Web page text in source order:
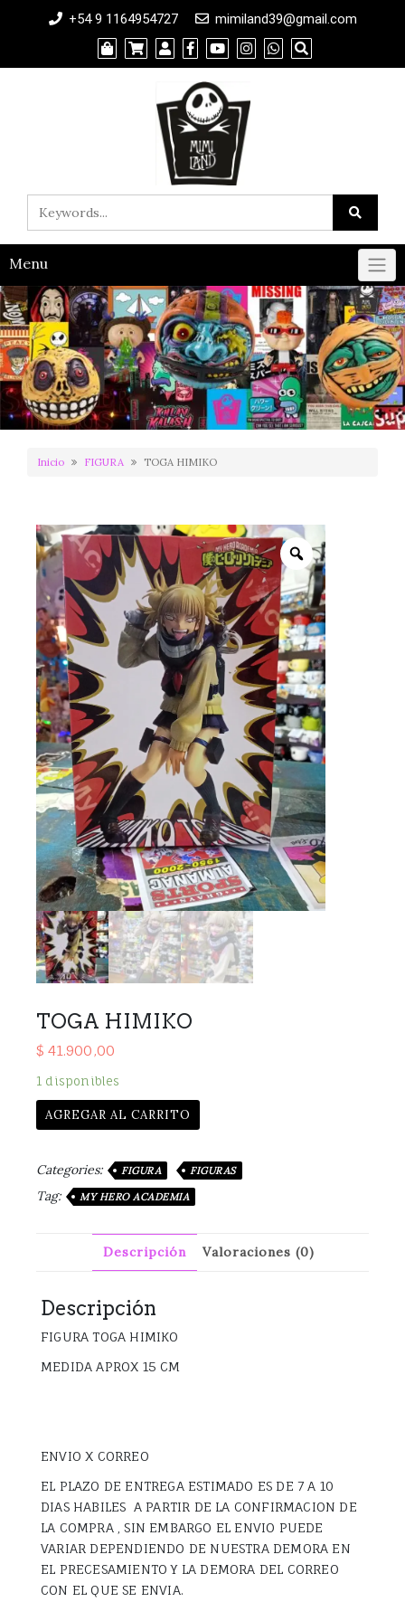
+54 9 1164954727 mimiland39@gmail.com
Menu
Inicio FIGURA TOGA HIMIKO
TOGA HIMIKO
$ 41.900,00
1 disponibles
AGREGAR AL CARRITO
Categories: FIGURA FIGURAS
Tag: MY HERO ACADEMIA
Descripción Valoraciones (0)
Descripción
FIGURA TOGA HIMIKO
MEDIDA APROX 15 CM
ENVIO X CORREO
EL PLAZO DE ENTREGA ESTIMADO ES DE 7 A 10
DIAS HABILES A PARTIR DE LA CONFIRMACION DE
LA COMPRA , SIN EMBARGO EL ENVIO PUEDE
VARIAR DEPENDIENDO DE NUESTRA DEMORA EN
EL PRECESAMIENTO Y LA DEMORA DEL CORREO
CON EL QUE SE ENVIA.